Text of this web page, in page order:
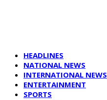
HEADLINES
NATIONAL NEWS
INTERNATIONAL NEWS
ENTERTAINMENT
SPORTS